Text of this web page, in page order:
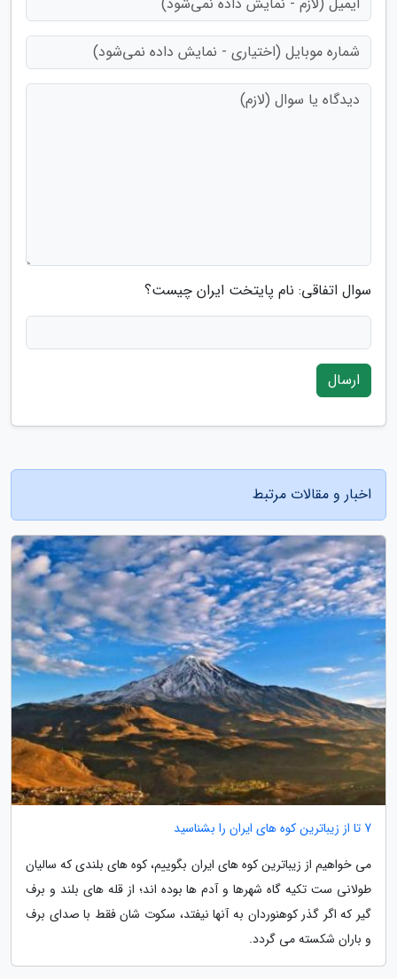
سوال اتفاقی: نام پایتخت ایران چیست؟
ارسال
اخبار و مقالات مرتبط
7 تا از زیباترین کوه های ایران را بشناسید
می خواهیم از زیباترین کوه های ایران بگوییم، کوه های بلندی که سالیان
طولانی ست تکیه گاه شهرها و آدم ها بوده اند؛ از قله های بلند و برف
گیر که اگر گذر کوهنوردان به آنها نیفتد، سکوت شان فقط با صدای برف
و باران شکسته می گردد.